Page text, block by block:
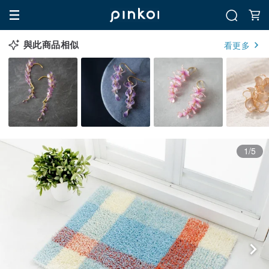
與此商品相似 看更多
1/5